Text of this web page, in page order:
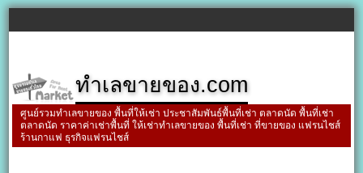
ทำเลขายของ.com
ศูนย์รวมทำเลขายของ พื้นที่ให้เช่า ประชาสัมพันธ์พื้นที่เช่า ตลาดนัด พื้นที่เช่า
ตลาดนัด ราคาค่าเช่าพื้นที่ ให้เช่าทำเลขายของ พื้นที่เช่า ที่ขายของ แฟรนไชส์
ร้านกาแฟ ธุรกิจแฟรนไชส์